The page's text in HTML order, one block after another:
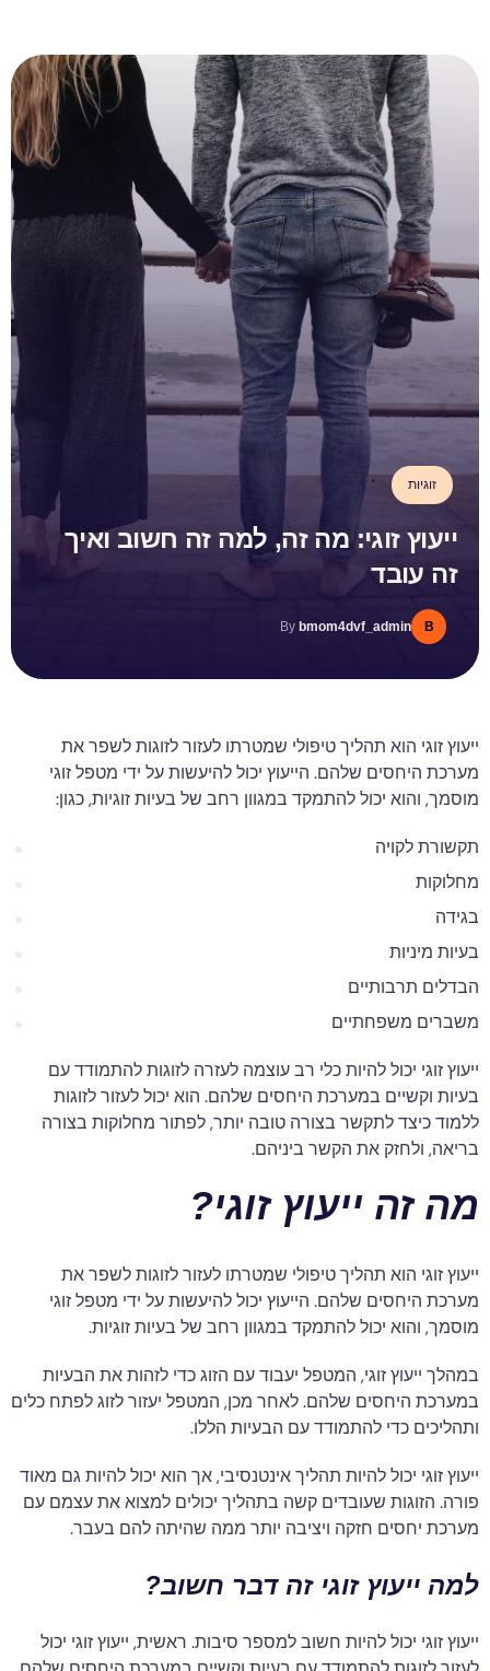
זוגיות
ייעוץ זוגי: מה זה, למה זה חשוב ואיך
זה עובד
B
By bmom4dvf_admin
ייעוץ זוגי הוא תהליך טיפולי שמטרתו לעזור לזוגות לשפר את
מערכת היחסים שלהם. הייעוץ יכול להיעשות על ידי מטפל זוגי
מוסמך, והוא יכול להתמקד במגוון רחב של בעיות זוגיות, כגון:
תקשורת לקויה
מחלוקות
בגידה
בעיות מיניות
הבדלים תרבותיים
משברים משפחתיים
ייעוץ זוגי יכול להיות כלי רב עוצמה לעזרה לזוגות להתמודד עם
בעיות וקשיים במערכת היחסים שלהם. הוא יכול לעזור לזוגות
ללמוד כיצד לתקשר בצורה טובה יותר, לפתור מחלוקות בצורה
בריאה, ולחזק את הקשר ביניהם.
מה זה ייעוץ זוגי?
ייעוץ זוגי הוא תהליך טיפולי שמטרתו לעזור לזוגות לשפר את
מערכת היחסים שלהם. הייעוץ יכול להיעשות על ידי מטפל זוגי
מוסמך, והוא יכול להתמקד במגוון רחב של בעיות זוגיות.
במהלך ייעוץ זוגי, המטפל יעבוד עם הזוג כדי לזהות את הבעיות
במערכת היחסים שלהם. לאחר מכן, המטפל יעזור לזוג לפתח כלים
ותהליכים כדי להתמודד עם הבעיות הללו.
ייעוץ זוגי יכול להיות תהליך אינטנסיבי, אך הוא יכול להיות גם מאוד
פורה. הזוגות שעובדים קשה בתהליך יכולים למצוא את עצמם עם
מערכת יחסים חזקה ויציבה יותר ממה שהיתה להם בעבר.
למה ייעוץ זוגי זה דבר חשוב?
ייעוץ זוגי יכול להיות חשוב למספר סיבות. ראשית, ייעוץ זוגי יכול